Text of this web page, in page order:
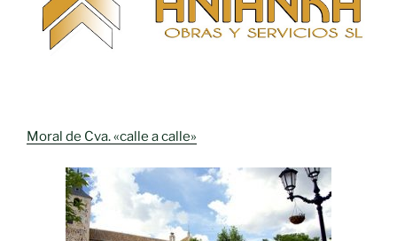
Moral de Cva. «calle a calle»